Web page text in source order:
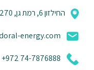
החילזון 6, רמת גן, 5252270 ישראל